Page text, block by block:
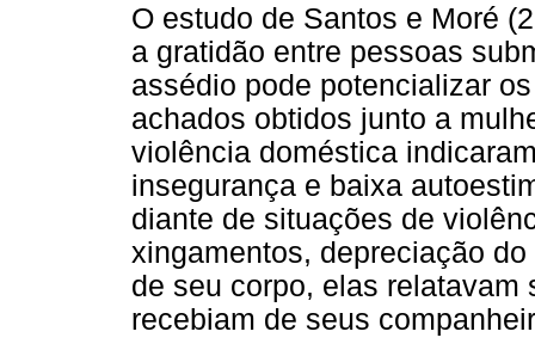
O estudo de Santos e Moré
a gratidão entre pessoas
assédio pode potencializar
achados obtidos junto a
violência doméstica
insegurança e baixa
diante de situações de
xingamentos, depreciação
de seu corpo, elas relatavam
recebiam de seus